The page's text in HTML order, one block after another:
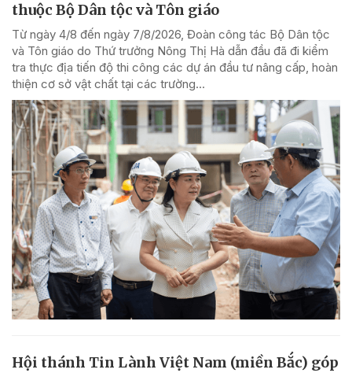
thuộc Bộ Dân tộc và Tôn giáo
Từ ngày 4/8 đến ngày 7/8/2026, Đoàn công tác Bộ Dân tộc
và Tôn giáo do Thứ trưởng Nông Thị Hà dẫn đầu đã đi kiểm
tra thực địa tiến độ thi công các dự án đầu tư nâng cấp, hoàn
thiện cơ sở vật chất tại các trường...
Hội thánh Tin Lành Việt Nam (miền Bắc) góp